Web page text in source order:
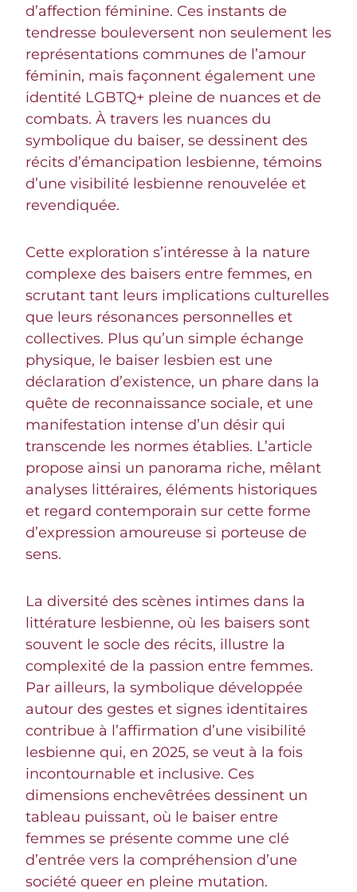
d’affection féminine. Ces instants de
tendresse bouleversent non seulement les
représentations communes de l’amour
féminin, mais façonnent également une
identité LGBTQ+ pleine de nuances et de
combats. À travers les nuances du
symbolique du baiser, se dessinent des
récits d’émancipation lesbienne, témoins
d’une visibilité lesbienne renouvelée et
revendiquée.
Cette exploration s’intéresse à la nature
complexe des baisers entre femmes, en
scrutant tant leurs implications culturelles
que leurs résonances personnelles et
collectives. Plus qu’un simple échange
physique, le baiser lesbien est une
déclaration d’existence, un phare dans la
quête de reconnaissance sociale, et une
manifestation intense d’un désir qui
transcende les normes établies. L’article
propose ainsi un panorama riche, mêlant
analyses littéraires, éléments historiques
et regard contemporain sur cette forme
d’expression amoureuse si porteuse de
sens.
La diversité des scènes intimes dans la
littérature lesbienne, où les baisers sont
souvent le socle des récits, illustre la
complexité de la passion entre femmes.
Par ailleurs, la symbolique développée
autour des gestes et signes identitaires
contribue à l’affirmation d’une visibilité
lesbienne qui, en 2025, se veut à la fois
incontournable et inclusive. Ces
dimensions enchevêtrées dessinent un
tableau puissant, où le baiser entre
femmes se présente comme une clé
d’entrée vers la compréhension d’une
société queer en pleine mutation.